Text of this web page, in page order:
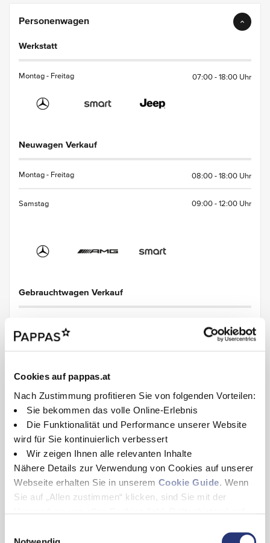
Cookies auf pappas.at
Nach Zustimmung profitieren Sie von folgenden Vorteilen:
Sie bekommen das volle Online-Erlebnis
Die Funktionalität und Performance unserer Website
wird für Sie kontinuierlich verbessert
Wir zeigen Ihnen alle relevanten Inhalte
Nähere Details zur Verwendung von Cookies auf unserer
Webseite erhalten Sie in unserem Cookie Guide. Wenn
Sie auf „Allen zustimmen“ klicken, sind Sie mit der
diese Webseite auch in Zukunft zu verbessern und
Personenwagen
Werkstatt
Montag - Freitag 07:00 - 18:00 Uhr
Neuwagen Verkauf
Montag - Freitag 08:00 - 18:00 Uhr
Samstag 09:00 - 12:00 Uhr
Gebrauchtwagen Verkauf
Samstag 09:00-12:00Uhr
Teile & Zubehör
Montag - Freitag
Sie erreichen uns während unserer Bürozeiten. Diese sind Montag-